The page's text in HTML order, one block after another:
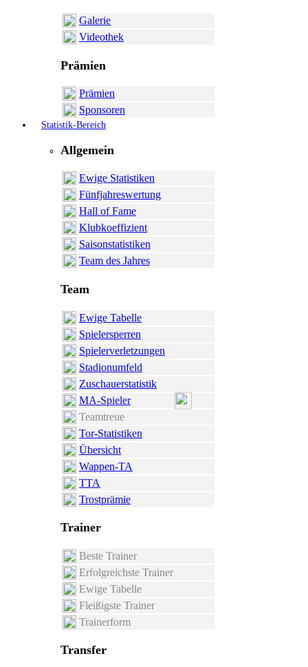
Galerie
Videothek
Prämien
Prämien
Sponsoren
Statistik-Bereich
Allgemein
Ewige Statistiken
Fünfjahreswertung
Hall of Fame
Klubkoeffizient
Saisonstatistiken
Team des Jahres
Team
Ewige Tabelle
Spielersperren
Spielerverletzungen
Stadionumfeld
Zuschauerstatistik
MA-Spieler
Teamtreue
Tor-Statistiken
Übersicht
Wappen-TA
TTA
Trostprämie
Trainer
Beste Trainer
Erfolgreichste Trainer
Ewige Tabelle
Fleißigste Trainer
Trainerform
Transfer